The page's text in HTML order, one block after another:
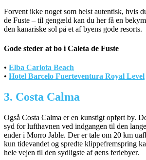
Forvent ikke noget som helst autentisk, hvis
de Fuste – til gengæld kan du her få en
den kanariske sol på et af byens gode resorts.
Gode steder at bo i Caleta de Fuste
• Elba Carlota Beach
• Hotel Barcelo Fuerteventura Royal Level
3. Costa Calma
Også Costa Calma er en kunstigt opført by.
syd for lufthavnen ved indgangen til den
ender i Morro Jable. Der er tale om 20 km
kun tidevandet og spredte klippefremspring
hele vejen til den sydligste af øens feriebyer.